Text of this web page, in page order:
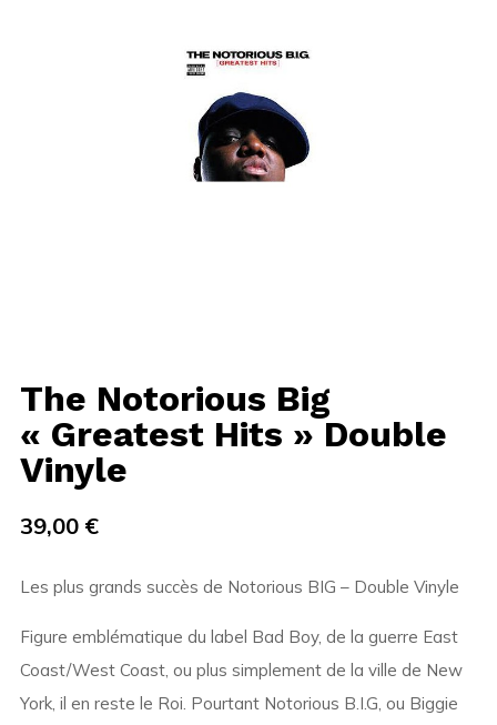
The Notorious Big
« Greatest Hits » Double
Vinyle
39,00 €
Les plus grands succès de Notorious BIG – Double Vinyle
Figure emblématique du label Bad Boy, de la guerre East
Coast/West Coast, ou plus simplement de la ville de New
York, il en reste le Roi. Pourtant Notorious B.I.G, ou Biggie